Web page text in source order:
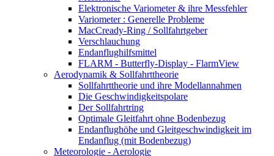
Elektronische Variometer & ihre Messfehler
Variometer : Generelle Probleme
MacCready-Ring / Sollfahrtgeber
Verschlauchung
Endanflughilfsmittel
FLARM - Butterfly-Display - FlarmView
Aerodynamik & Sollfahrttheorie
Sollfahrttheorie und ihre Modellannahmen
Die Geschwindigkeitspolare
Der Sollfahrtring
Optimale Gleitfahrt ohne Bodenbezug
Endanflughöhe und Gleitgeschwindigkeit im
Endanflug (mit Bodenbezug)
Meteorologie - Aerologie